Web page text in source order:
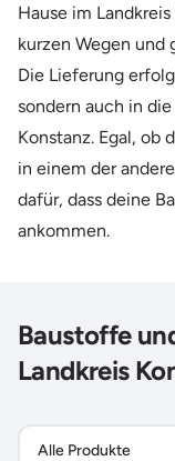
Hause im
kurzen Wegen und
Die Lieferung
sondern auch in
Konstanz. Egal, ob
in einem der
dafür, dass deine
ankommen.
Baustoffe
Landkreis
Alle Produkte